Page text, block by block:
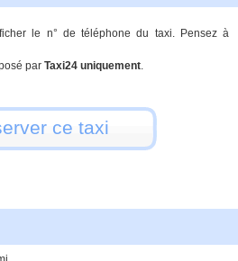
le n° de téléphone du taxi. Pensez à
par Taxi24 uniquement.
ce taxi